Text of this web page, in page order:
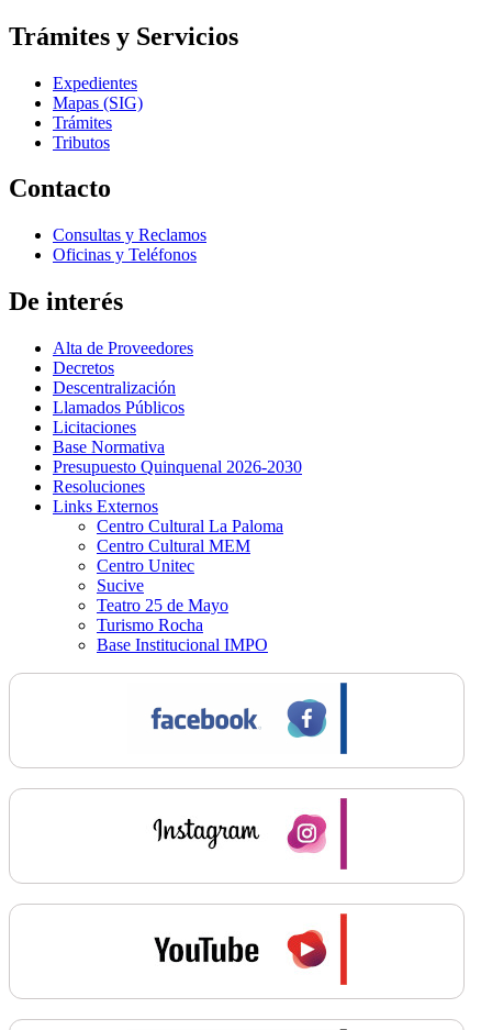
Trámites y Servicios
Expedientes
Mapas (SIG)
Trámites
Tributos
Contacto
Consultas y Reclamos
Oficinas y Teléfonos
De interés
Alta de Proveedores
Decretos
Descentralización
Llamados Públicos
Licitaciones
Base Normativa
Presupuesto Quinquenal 2026-2030
Resoluciones
Links Externos
Centro Cultural La Paloma
Centro Cultural MEM
Centro Unitec
Sucive
Teatro 25 de Mayo
Turismo Rocha
Base Institucional IMPO